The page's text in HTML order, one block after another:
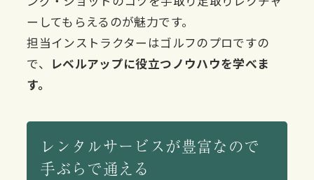
ーしてもらえるのが魅力です。
担当インストラクターはゴルフのプロですの
で、 レベルアップに役立つノウハウを学べま
す。
レンタルサービスが豊富なので
手ぶらで通える